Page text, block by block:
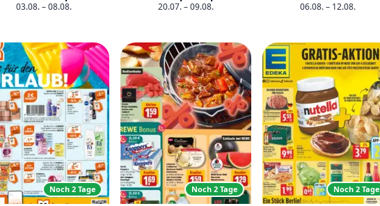
03.08. – 08.08. 20.07. – 09.08. 06.08. – 12.08.
Noch 2 Tage Noch 2 Tage Noch 2 Tage